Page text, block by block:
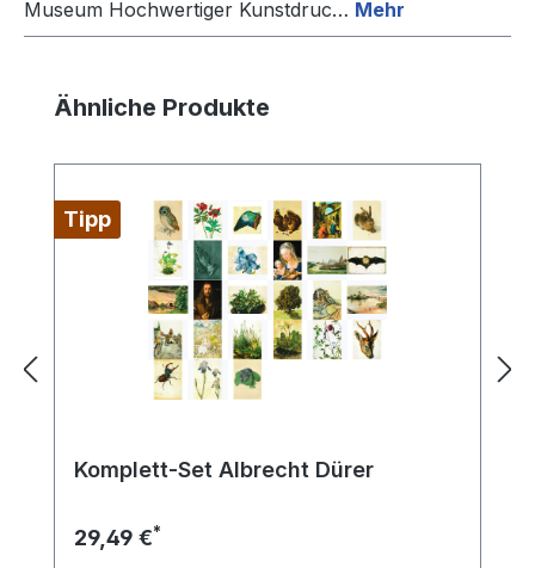
Museum Hochwertiger Kunstdruc… Mehr
Produktgalerie überspringen
Ähnliche Produkte
Tipp
Komplett-Set Albrecht Dürer
29,49 €*